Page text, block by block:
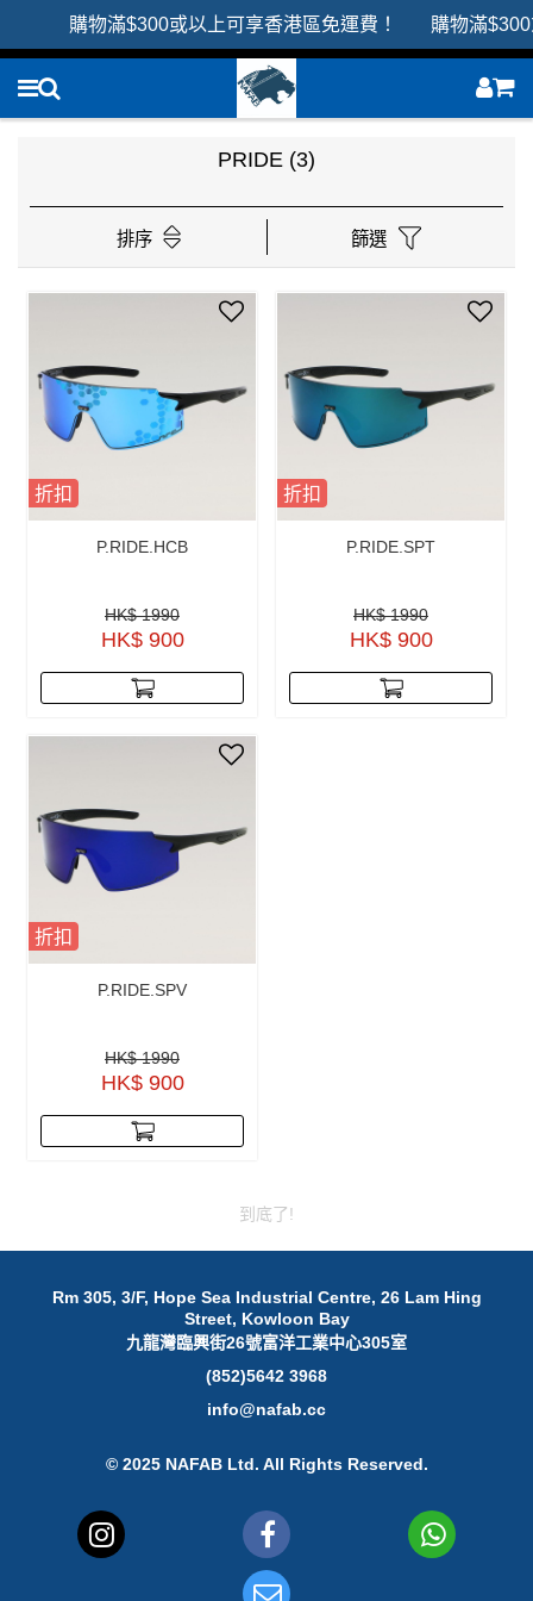
購物滿$300或以上可享香港區免運費！ 購物滿$300
PRIDE (3)
排序 篩選
折扣
P.RIDE.HCB
HK$ 1990
HK$ 900
折扣
P.RIDE.SPT
HK$ 1990
HK$ 900
折扣
P.RIDE.SPV
HK$ 1990
HK$ 900
到底了!
Rm 305, 3/F, Hope Sea Industrial Centre, 26 Lam Hing
Street, Kowloon Bay
九龍灣臨興街26號富洋工業中心305室
(852)5642 3968
info@nafab.cc
© 2025 NAFAB Ltd. All Rights Reserved.